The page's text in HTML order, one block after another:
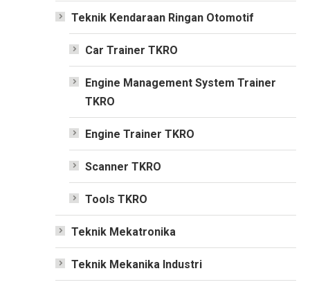
Teknik Kendaraan Ringan Otomotif
Car Trainer TKRO
Engine Management System Trainer
TKRO
Engine Trainer TKRO
Scanner TKRO
Tools TKRO
Teknik Mekatronika
Teknik Mekanika Industri